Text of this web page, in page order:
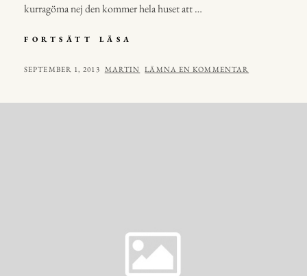
kurragöma nej den kommer hela huset att …
FORTSÄTT LÄSA
ROBOTDAMMSUGARE
PUBLICERAT
SEPTEMBER 1, 2013 AV
MARTIN LÄMNA EN KOMMENTAR